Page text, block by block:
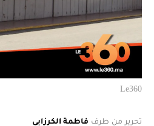
Le360
تحرير من طرف فاطمة الكرزابي